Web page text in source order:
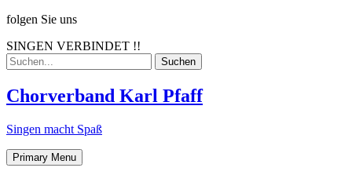
Skip
content
folgen Sie uns
SINGEN VERBINDET !!
Search
for:
Chorverband Karl Pfaff
Singen macht Spaß
Primary Menu